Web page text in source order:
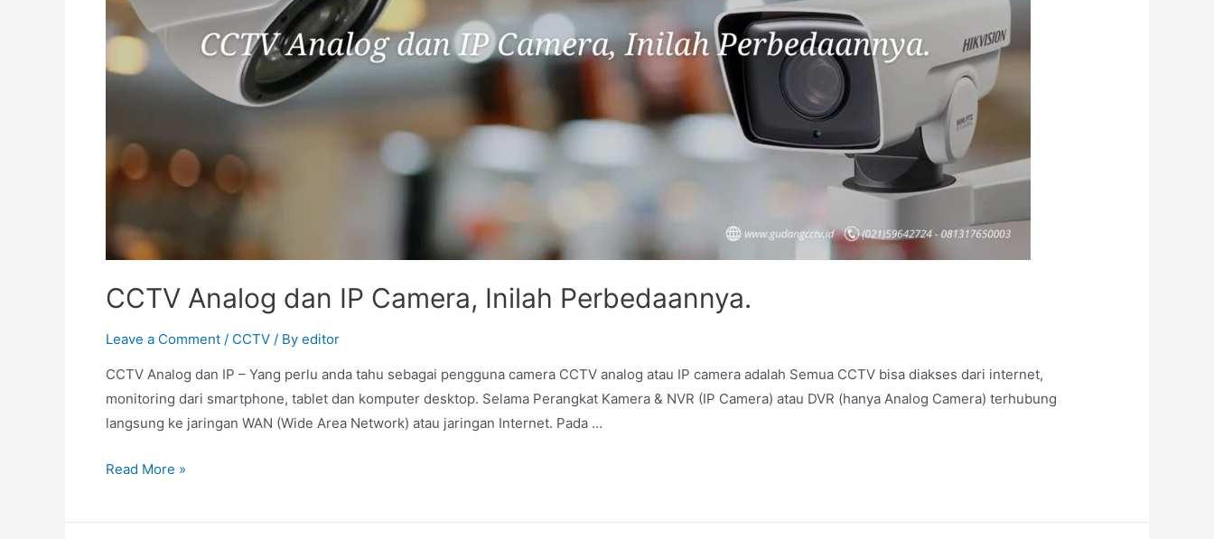
CCTV Analog dan IP Camera, Inilah Perbedaannya.
Leave a Comment / CCTV / By editor
CCTV Analog dan IP – Yang perlu anda tahu sebagai pengguna camera CCTV analog atau IP camera adalah Semua CCTV bisa diakses dari internet,
monitoring dari smartphone, tablet dan komputer desktop. Selama Perangkat Kamera & NVR (IP Camera) atau DVR (hanya Analog Camera) terhubung
langsung ke jaringan WAN (Wide Area Network) atau jaringan Internet. Pada …
Read More »